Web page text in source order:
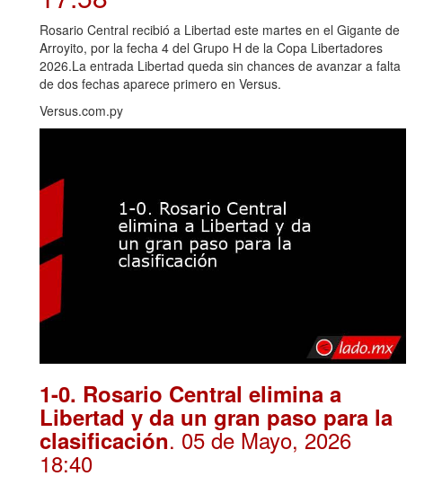
Rosario Central recibió a Libertad este martes en el Gigante de
Arroyito, por la fecha 4 del Grupo H de la Copa Libertadores
2026.La entrada Libertad queda sin chances de avanzar a falta
de dos fechas aparece primero en Versus.
Versus.com.py
1-0. Rosario Central elimina a
Libertad y da un gran paso para la
clasificación. 05 de Mayo, 2026
18:40